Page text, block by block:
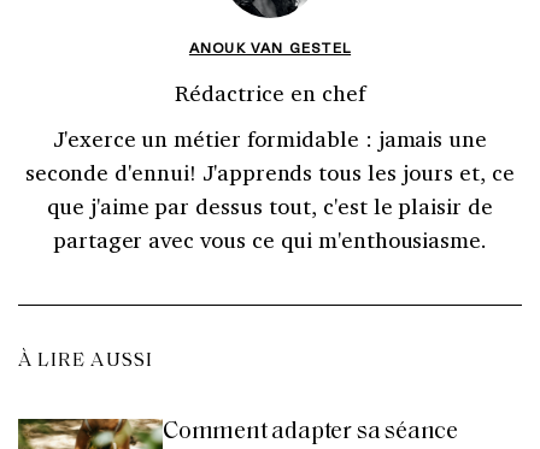
ANOUK VAN GESTEL
Rédactrice en chef
J'exerce un métier formidable : jamais une
seconde d'ennui! J'apprends tous les jours et, ce
que j'aime par dessus tout, c'est le plaisir de
partager avec vous ce qui m'enthousiasme.
À LIRE AUSSI
Comment adapter sa séance